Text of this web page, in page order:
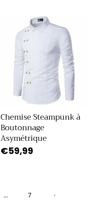
Chemise Steampunk à
Boutonnage
Asymétrique
Prix
€59,99
… 7